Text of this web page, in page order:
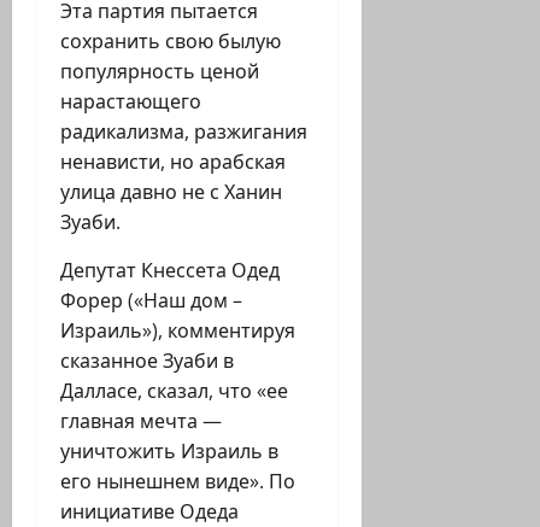
Эта партия пытается
сохранить свою былую
популярность ценой
нарастающего
радикализма, разжигания
ненависти, но арабская
улица давно не с Ханин
Зуаби.
Депутат Кнессета Одед
Форер («Наш дом –
Израиль»), комментируя
сказанное Зуаби в
Далласе, сказал, что «ее
главная мечта —
уничтожить Израиль в
его нынешнем виде». По
инициативе Одеда